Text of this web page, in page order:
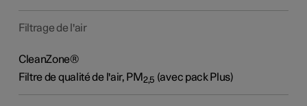
Filtrage de l'air
CleanZone®
Filtre de qualité de l'air, PM 2,5 (avec pack Plus)